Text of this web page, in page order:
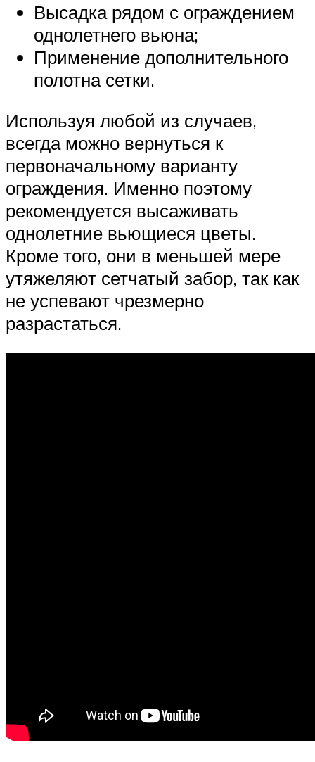
Высадка рядом с ограждением
однолетнего вьюна;
Применение дополнительного
полотна сетки.
Используя любой из случаев,
всегда можно вернуться к
первоначальному варианту
ограждения. Именно поэтому
рекомендуется высаживать
однолетние вьющиеся цветы.
Кроме того, они в меньшей мере
утяжеляют сетчатый забор, так как
не успевают чрезмерно
разрастаться.